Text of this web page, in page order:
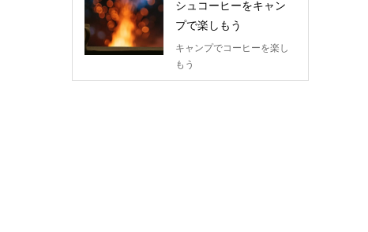
シュコーヒーをキャン
プで楽しもう
キャンプでコーヒーを楽し
もう